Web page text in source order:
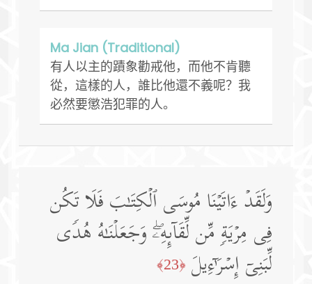
Ma Jian (Traditional)
有人以主的蹟象勸戒他，而他不肯聽
從，這樣的人，誰比他還不義呢？我
必然要懲浩犯罪的人。
وَلَقَدۡ ءَاتَیۡنَا مُوسَى ٱلۡكِتَـٰبَ فَلَا تَكُن
فِی مِرۡیَةࣲ مِّن لِّقَاۤىِٕهِۦۖ وَجَعَلۡنَـٰهُ هُدࣰى
لِّبَنِیۤ إِسۡرَ ٰ⁠ۤءِیلَ ﴿23﴾